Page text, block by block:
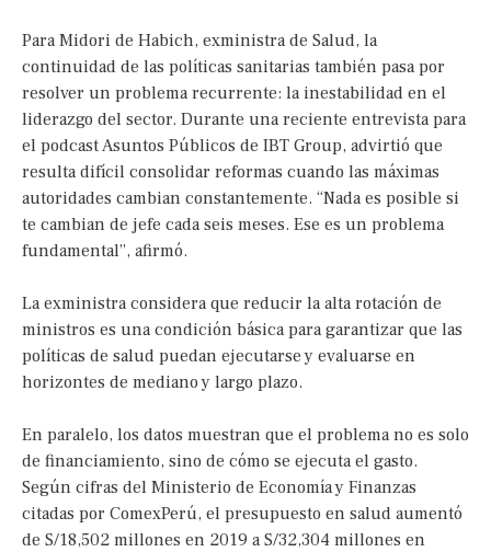
Para Midori de Habich, exministra de Salud, la
continuidad de las políticas sanitarias también pasa por
resolver un problema recurrente: la inestabilidad en el
liderazgo del sector. Durante una reciente entrevista para
el podcast Asuntos Públicos de IBT Group, advirtió que
resulta difícil consolidar reformas cuando las máximas
autoridades cambian constantemente. “Nada es posible si
te cambian de jefe cada seis meses. Ese es un problema
fundamental”, afirmó.
La exministra considera que reducir la alta rotación de
ministros es una condición básica para garantizar que las
políticas de salud puedan ejecutarse y evaluarse en
horizontes de mediano y largo plazo.
En paralelo, los datos muestran que el problema no es solo
de financiamiento, sino de cómo se ejecuta el gasto.
Según cifras del Ministerio de Economía y Finanzas
citadas por ComexPerú, el presupuesto en salud aumentó
de S/18,502 millones en 2019 a S/32,304 millones en